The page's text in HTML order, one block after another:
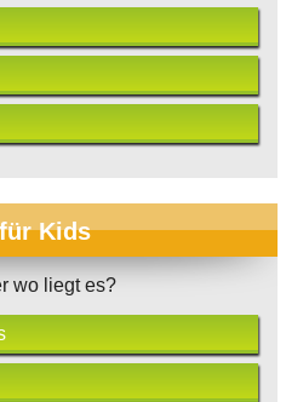
Kids
wo liegt es?